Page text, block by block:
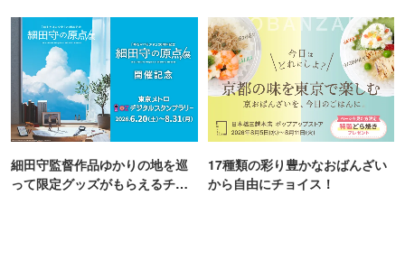
細田守監督作品ゆかりの地を巡
って限定グッズがもらえるチャ
17種類の彩り豊かなおばんざい
から自由にチョイス！